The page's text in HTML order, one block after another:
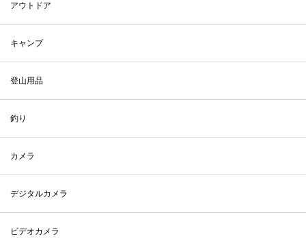
アウトドア
キャンプ
登山用品
釣り
カメラ
デジタルカメラ
ビデオカメラ